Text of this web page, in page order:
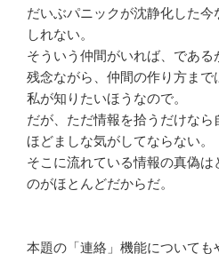
だいぶパニックが沈静化した今
しれない。
そういう仲間がいれば、である
残念ながら、仲間の作り方まで
私が知りたいほうなので。
だが、ただ情報を拾うだけなら
ほどましな気がしてならない。
そこに流れている情報の真偽は
のがほとんどだからだ。
本題の「連絡」機能についても